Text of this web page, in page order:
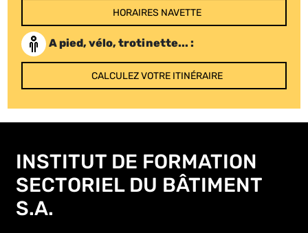
HORAIRES NAVETTE
A pied, vélo, trotinette... :
CALCULEZ VOTRE ITINÉRAIRE
INSTITUT DE FORMATION
SECTORIEL DU BÂTIMENT
S.A.